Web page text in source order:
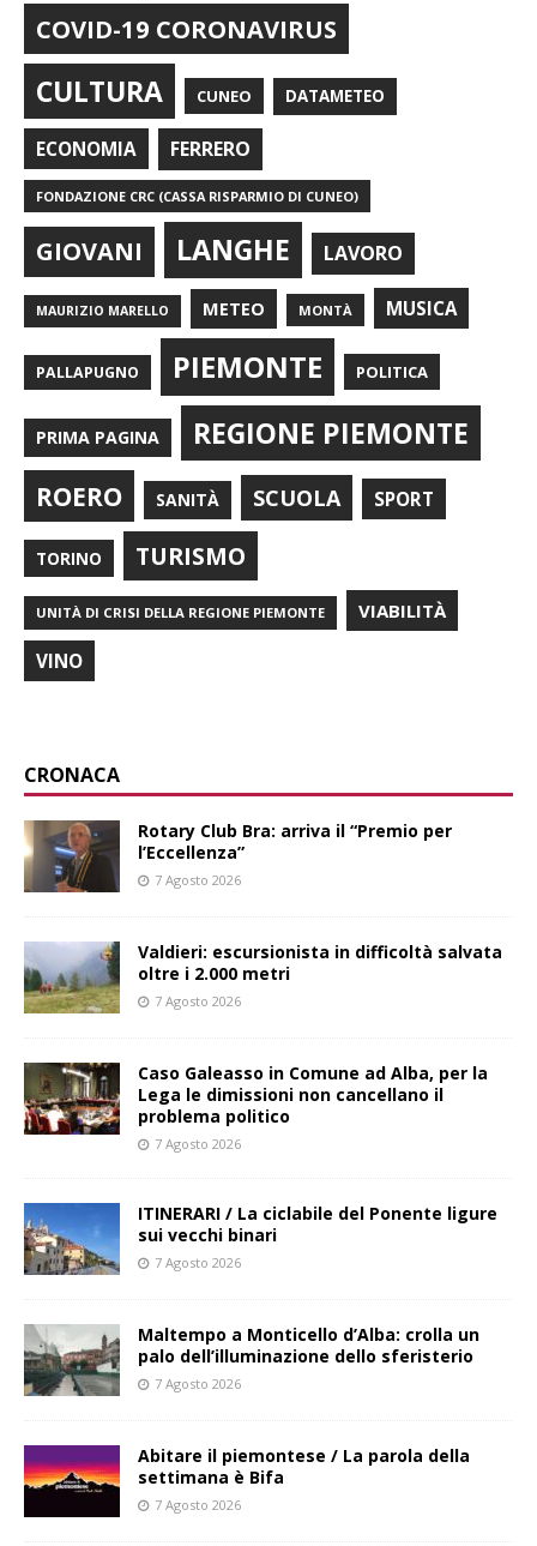
COVID-19 CORONAVIRUS
CULTURA CUNEO DATAMETEO
ECONOMIA FERRERO
FONDAZIONE CRC (CASSA RISPARMIO DI CUNEO)
GIOVANI LANGHE LAVORO
MAURIZIO MARELLO METEO MONTÀ MUSICA
PALLAPUGNO PIEMONTE POLITICA
PRIMA PAGINA REGIONE PIEMONTE
ROERO SANITÀ SCUOLA SPORT
TORINO TURISMO
UNITÀ DI CRISI DELLA REGIONE PIEMONTE VIABILITÀ
VINO
CRONACA
Rotary Club Bra: arriva il “Premio per
l’Eccellenza”
7 Agosto 2026
Valdieri: escursionista in difficoltà salvata
oltre i 2.000 metri
7 Agosto 2026
Caso Galeasso in Comune ad Alba, per la
Lega le dimissioni non cancellano il
problema politico
7 Agosto 2026
ITINERARI / La ciclabile del Ponente ligure
sui vecchi binari
7 Agosto 2026
Maltempo a Monticello d’Alba: crolla un
palo dell’illuminazione dello sferisterio
7 Agosto 2026
Abitare il piemontese / La parola della
settimana è Bifa
7 Agosto 2026